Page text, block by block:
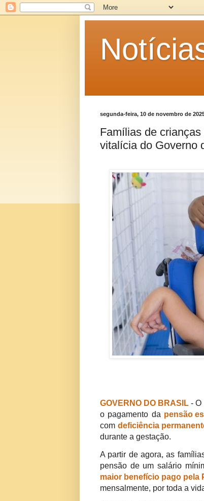
segunda-feira, 10 de novembro de
Famílias de
vitalícia do Governo
GOVERNO DO BRASIL - O
o pagamento da pensão
comdeficiência
durante a gestação.
A partir de agora, as
pensão de um salário
maior benefício pago pela
mensalmente, por toda a